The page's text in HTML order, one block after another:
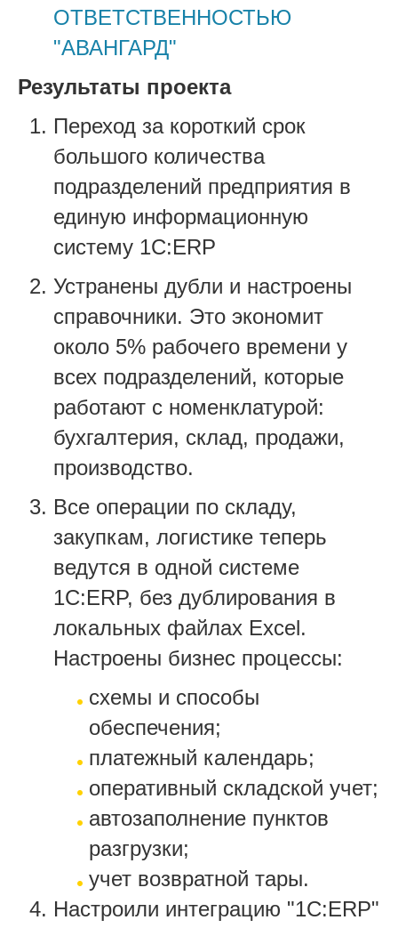
ОТВЕТСТВЕННОСТЬЮ
"АВАНГАРД"
Результаты проекта
Переход за короткий срок
большого количества
подразделений предприятия в
единую информационную
систему 1С:ERP
Устранены дубли и настроены
справочники. Это экономит
около 5% рабочего времени у
всех подразделений, которые
работают с номенклатурой:
бухгалтерия, склад, продажи,
производство.
Все операции по складу,
закупкам, логистике теперь
ведутся в одной системе
1С:ERP, без дублирования в
локальных файлах Excel.
Настроены бизнес процессы:
схемы и способы
обеспечения;
платежный календарь;
оперативный складской учет;
автозаполнение пунктов
разгрузки;
учет возвратной тары.
Настроили интеграцию "1С:ERP"